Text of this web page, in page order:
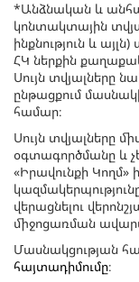
*Անձնական և
կոնտակտային
ինքնություն և
ՀԿ ներքին
Սույն տվյալները
ընթացքում
համար։
Սույն տվյալները
օգտագործմանը և
«Իրավունքի
վերացնելու
միջոցառման
Մասնակցության
հայտադիմումը։